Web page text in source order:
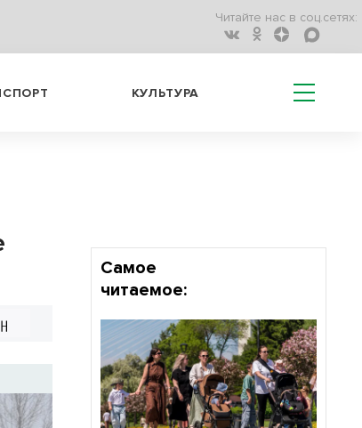
Читайте нас в соц.сетях:
КУЛЬТУРА
Самое
читаемое: